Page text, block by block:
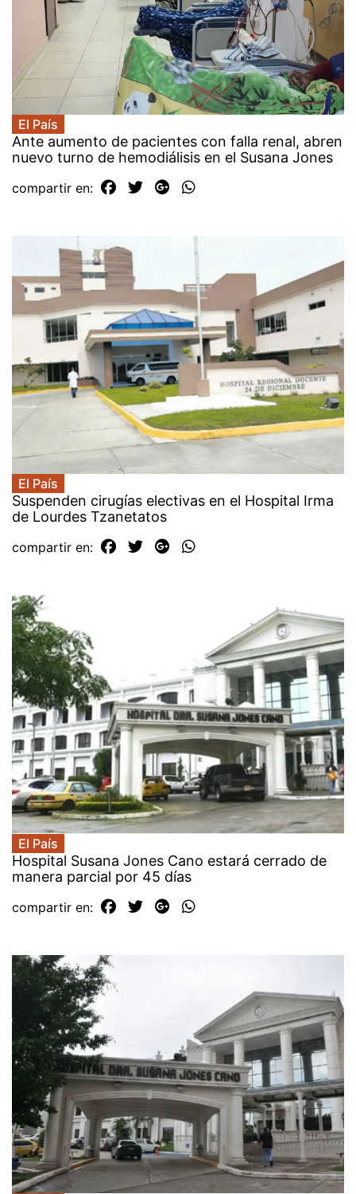
El País
Ante aumento de pacientes con falla renal, abren
nuevo turno de hemodiálisis en el Susana Jones
compartir en:
El País
Suspenden cirugías electivas en el Hospital Irma
de Lourdes Tzanetatos
compartir en:
El País
Hospital Susana Jones Cano estará cerrado de
manera parcial por 45 días
compartir en: